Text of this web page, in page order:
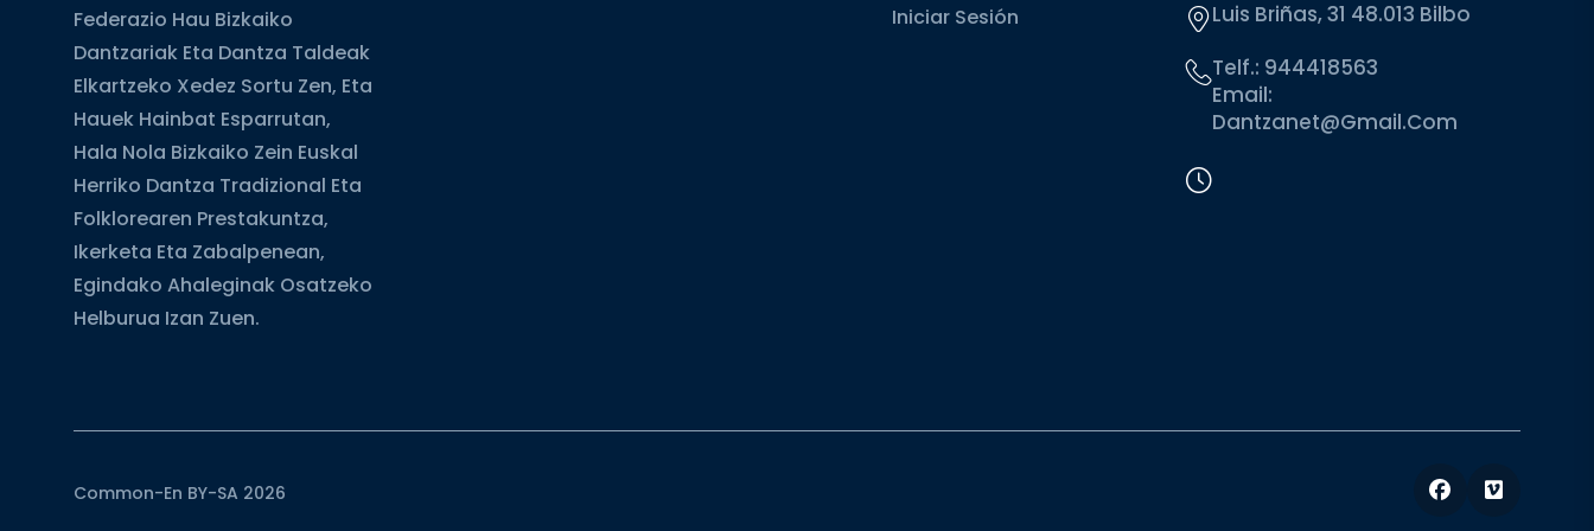
Federazio Hau Bizkaiko
Dantzariak Eta Dantza Taldeak
Elkartzeko Xedez Sortu Zen, Eta
Hauek Hainbat Esparrutan,
Hala Nola Bizkaiko Zein Euskal
Herriko Dantza Tradizional Eta
Folklorearen Prestakuntza,
Ikerketa Eta Zabalpenean,
Egindako Ahaleginak Osatzeko
Helburua Izan Zuen.
Iniciar Sesión
Luis Briñas, 31 48.013 Bilbo
Telf.: 944418563
Email:
Dantzanet@gmail.com
Common-En BY-SA 2026 Facebook
Vimeo